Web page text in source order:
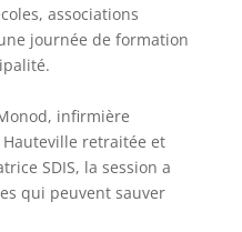
associations
journée de formation
infirmière
Hauteville retraitée et
SDIS, la session a
qui peuvent sauver